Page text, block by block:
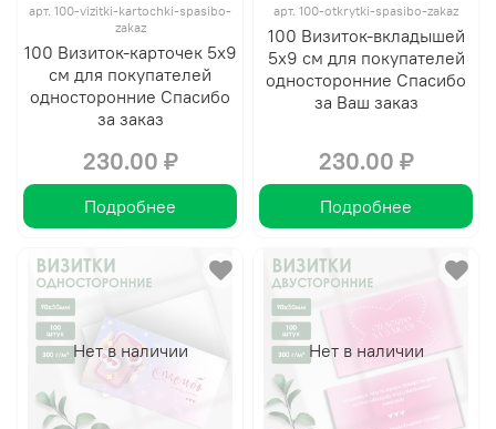
арт. 100-vizitki-kartochki-spasibo-
zakaz
100 Визиток-карточек 5х9
см для покупателей
односторонние Спасибо
за заказ
230.00 ₽
Подробнее
арт. 100-otkrytki-spasibo-zakaz
100 Визиток-вкладышей
5х9 см для покупателей
односторонние Спасибо
за Ваш заказ
230.00 ₽
Подробнее
Нет в наличии Нет в наличии